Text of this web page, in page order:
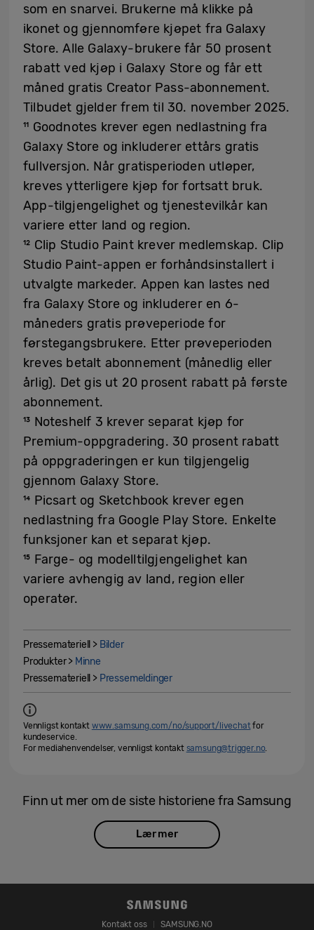
som en snarvei. Brukerne må klikke på
ikonet og gjennomføre kjøpet fra Galaxy
Store. Alle Galaxy-brukere får 50 prosent
rabatt ved kjøp i Galaxy Store og får ett
måned gratis Creator Pass-abonnement.
Tilbudet gjelder frem til 30. november 2025.
¹¹ Goodnotes krever egen nedlastning fra
Galaxy Store og inkluderer ettårs gratis
fullversjon. Når gratisperioden utløper,
kreves ytterligere kjøp for fortsatt bruk.
App-tilgjengelighet og tjenestevilkår kan
variere etter land og region.
¹² Clip Studio Paint krever medlemskap. Clip
Studio Paint-appen er forhåndsinstallert i
utvalgte markeder. Appen kan lastes ned
fra Galaxy Store og inkluderer en 6-
måneders gratis prøveperiode for
førstegangsbrukere. Etter prøveperioden
kreves betalt abonnement (månedlig eller
årlig). Det gis ut 20 prosent rabatt på første
abonnement.
¹³ Noteshelf 3 krever separat kjøp for
Premium-oppgradering. 30 prosent rabatt
på oppgraderingen er kun tilgjengelig
gjennom Galaxy Store.
¹⁴ Picsart og Sketchbook krever egen
nedlastning fra Google Play Store. Enkelte
funksjoner kan et separat kjøp.
¹⁵ Farge- og modelltilgjengelighet kan
variere avhengig av land, region eller
operatør.
Pressemateriell > Bilder
Produkter > Minne
Pressemateriell > Pressemeldinger
Vennligst kontakt www.samsung.com/no/support/livechatfor
kundeservice.
For mediahenvendelser, vennligst kontakt samsung@trigger.no.
Finn ut mer om de siste historiene fra Samsung
Lær mer
Kontakt oss SAMSUNG.NO